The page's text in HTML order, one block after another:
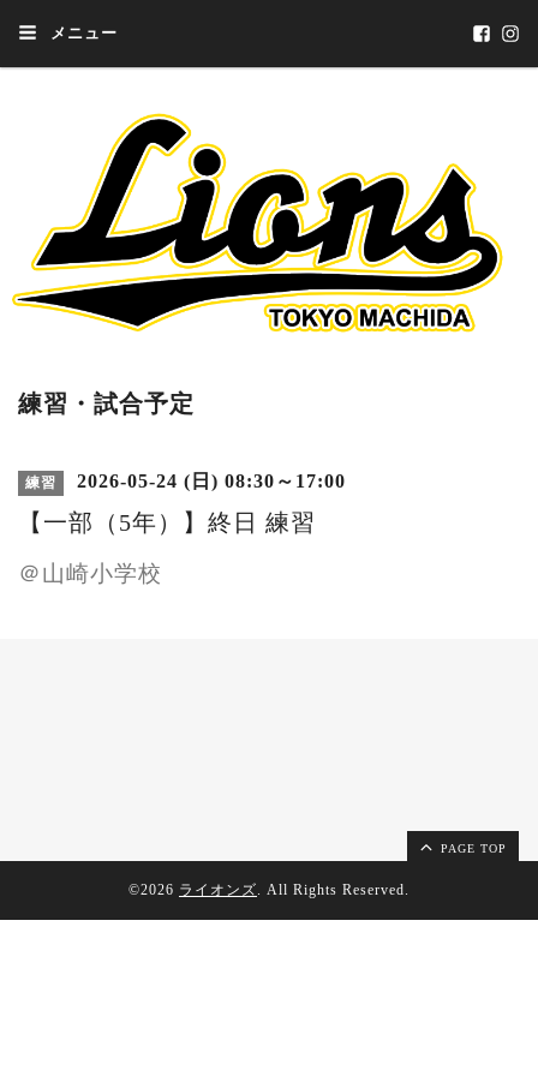
メニュー
練習・試合予定
練習 2026-05-24 (日) 08:30～17:00
【一部（5年）】終日 練習
＠山崎小学校
PAGE TOP
©2026 ライオンズ. All Rights Reserved.